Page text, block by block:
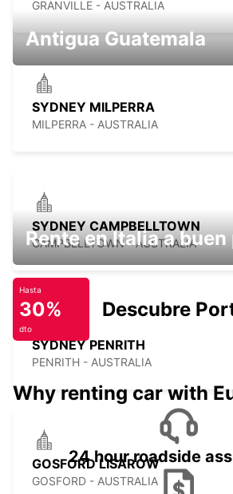
GRANVILLE - AUSTRALIA
SYDNEY MILPERRA
MILPERRA - AUSTRALIA
SYDNEY CAMPBELLTOWN
CAMPBELLTOWN - AUSTRALIA
SYDNEY PENRITH
PENRITH - AUSTRALIA
GOSFORD LISAROW
GOSFORD - AUSTRALIA
Antigua Guatemala
Rente en Italia a
Hasta
30%
dto
Descubre
Why renting car with
24 hour roadside